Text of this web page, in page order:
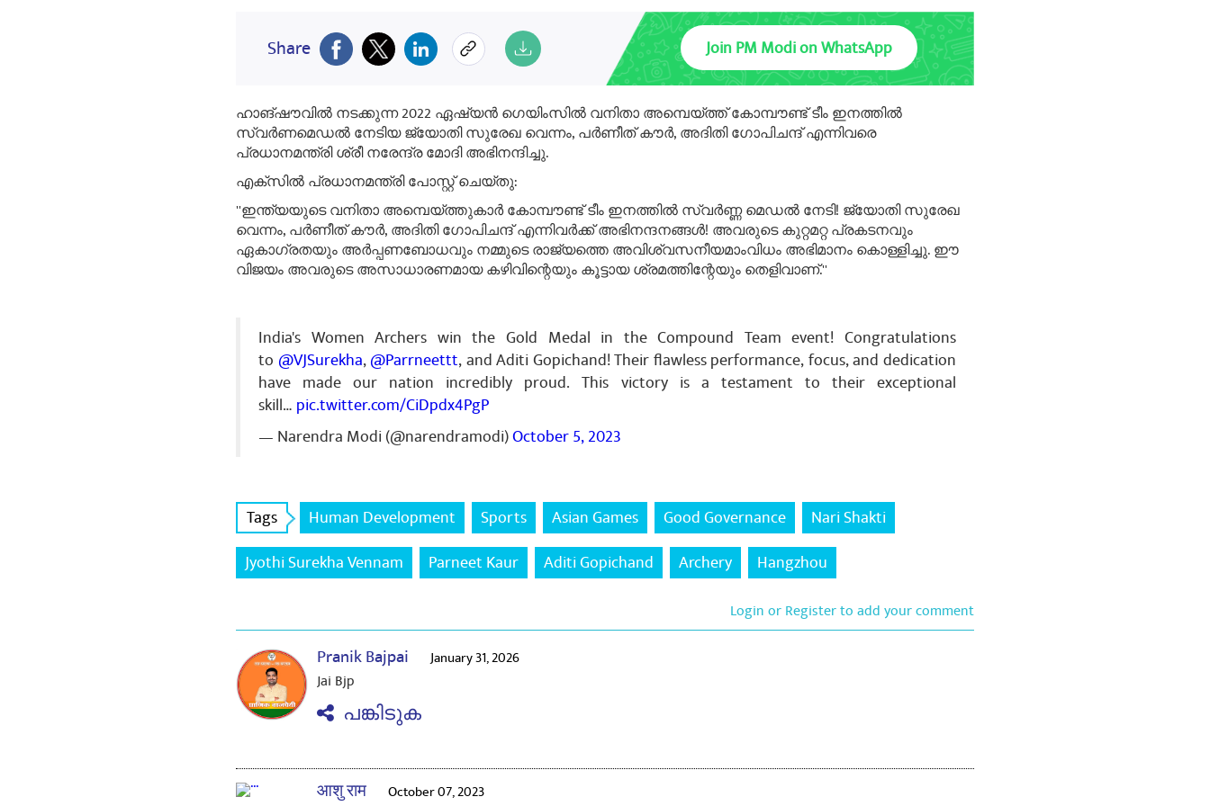
Share Join PM Modi on WhatsApp
ഹാങ്ഷൗവില്‍ നടക്കുന്ന 2022 ഏഷ്യന്‍ ഗെയിംസില്‍ വനിതാ അമ്പെയ്ത്ത് കോമ്പൗണ്ട് ടീം ഇനത്തില്‍
സ്വര്‍ണമെഡല്‍ നേടിയ ജ്യോതി സുരേഖ വെന്നം, പര്‍ണീത് കൗര്‍, അദിതി ഗോപിചന്ദ് എന്നിവരെ
പ്രധാനമന്ത്രി ശ്രീ നരേന്ദ്ര മോദി അഭിനന്ദിച്ചു.
എക്സില്‍ പ്രധാനമന്ത്രി പോസ്റ്റ് ചെയ്തു:
''ഇന്ത്യയുടെ വനിതാ അമ്പെയ്ത്തുകാര്‍ കോമ്പൗണ്ട് ടീം ഇനത്തില്‍ സ്വര്‍ണ്ണ മെഡല്‍ നേടി! ജ്യോതി സുരേഖ
വെന്നം, പര്‍ണീത് കൗര്‍, അദിതി ഗോപിചന്ദ് എന്നിവര്‍ക്ക് അഭിനന്ദനങ്ങള്‍! അവരുടെ കുറ്റമറ്റ പ്രകടനവും
ഏകാഗ്രതയും അര്‍പ്പണബോധവും നമ്മുടെ രാജ്യത്തെ അവിശ്വസനീയമാംവിധം അഭിമാനം കൊള്ളിച്ചു. ഈ
വിജയം അവരുടെ അസാധാരണമായ കഴിവിന്റെയും കൂട്ടായ ശ്രമത്തിന്റേയും തെളിവാണ്.''
India's Women Archers win the Gold Medal in the Compound Team event! Congratulations
to @VJSurekha,@Parrneettt, and Aditi Gopichand! Their flawless performance, focus, and dedication
have made our nation incredibly proud. This victory is a testament to their exceptional
skill… pic.twitter.com/CiDpdx4PgP
— Narendra Modi (@narendramodi)October 5, 2023
Tags Human Development Sports Asian Games Good Governance
Nari Shakti
Jyothi Surekha Vennam
Parneet Kaur Aditi Gopichand Archery Hangzhou
Login or Register to add your comment
Pranik Bajpai January 31, 2026
Jai Bjp
പങ്കിടുക
आशु राम October 07, 2023